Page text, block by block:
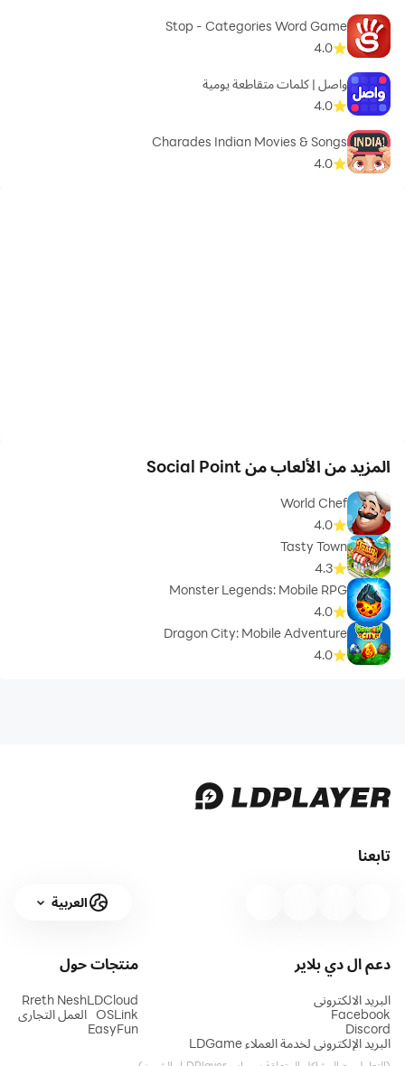
Stop - Categories Word Game
4.0
واصل | كلمات متقاطعة يومية
4.0
Charades Indian Movies & Songs
4.0
المزيد من الألعاب من Social Point
World Chef
4.0
Tasty Town
4.3
Monster Legends: Mobile RPG
4.0
Dragon City: Mobile Adventure
4.0
تابعنا
العربية
دعم ال دي بلاير
البريد الالكتروني
Facebook
Discord
البريد الإلكتروني لخدمة العملاء LDGame
منتجات
LDCloud
OSLink
EasyFun
حول
Rreth Nesh
العمل التجاري